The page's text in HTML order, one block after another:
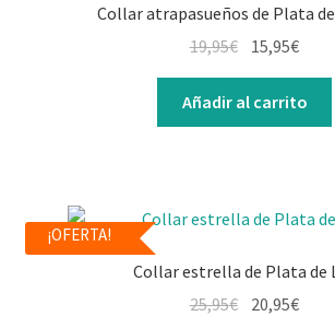
Collar atrapasueños de Plata de
19,95€ 15,95€
Añadir al carrito
¡OFERTA!
Collar estrella de Plata de
25,95€ 20,95€